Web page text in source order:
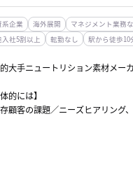
系企業 海外展開 マネジメント業務
入社5割以上
転勤なし 駅から徒歩10
大手ニュートリション素材メー
体的には】
存顧客の課題／ニーズヒアリング
ローバルチームと連携した技術提